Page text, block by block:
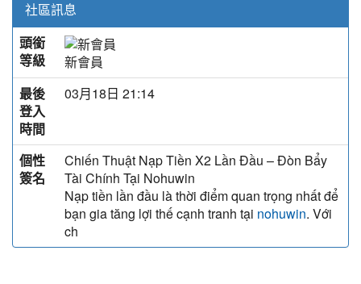
社區訊息
頭銜
等級
新會員
最後
登入
時間
03月18日 21:14
個性
簽名
Chiến Thuật Nạp Tiền X2 Lần Đầu – Đòn Bẩy
Tài Chính Tại Nohuwin
Nạp tiền lần đầu là thời điểm quan trọng nhất để
bạn gia tăng lợi thế cạnh tranh tại nohuwin. Với
ch